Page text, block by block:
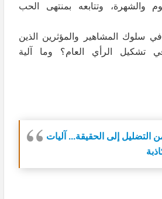
والشهرة، وتتابعه بمنتهى الحب
سلوك المشاهير والمؤثرين الذين
تشكيل الرأي العام؟ وما آلية
التضليل إلى الحقيقة... آليات